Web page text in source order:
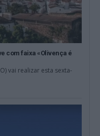
com faixa «Olivença é
vai realizar esta sexta-